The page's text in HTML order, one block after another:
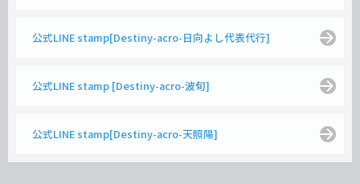
公式LINE stamp[Destiny-acro-日向よし代表代行]
公式LINE stamp [Destiny-acro-波旬]
公式LINE stamp[Destiny-acro-天照陽]